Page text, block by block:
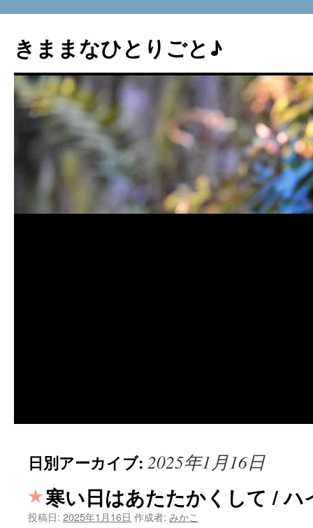
テ
ン
ス
キ
きままなひとりごと♪
日別アーカイブ: 2025年1月16日
寒い日はあたたかくして / ハ
投稿日: 2025年1月16日 作成者: みかこ